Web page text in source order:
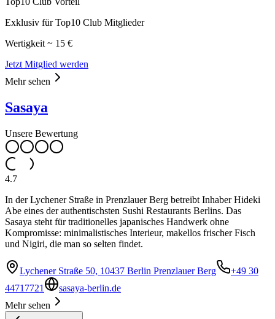
Exklusiv für Top10 Club Mitglieder
Wertigkeit ~ 15 €
Jetzt Mitglied werden
Mehr sehen
Sasaya
Unsere Bewertung
4.7
In der Lychener Straße in Prenzlauer Berg betreibt Inhaber Hideki
Abe eines der authentischsten Sushi Restaurants Berlins. Das
Sasaya steht für traditionelles japanisches Handwerk ohne
Kompromisse: minimalistisches Interieur, makellos frischer Fisch
und Nigiri, die man so selten findet.
Lychener Straße 50, 10437 Berlin Prenzlauer Berg
+49 30
44717721
sasaya-berlin.de
Mehr sehen